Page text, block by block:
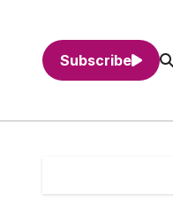
Subscribe